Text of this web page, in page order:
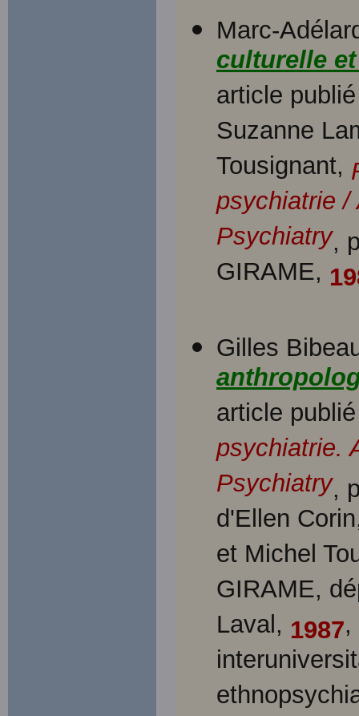
Marc-
culturelle
article
Suzanne
Tousignant,
psychiatrie /
Psychiatry,
GIRAME,
Gilles
article
psychiatrie.
Psychiatry,
d'Ellen
et Michel
GIRAME,
Laval, 1987